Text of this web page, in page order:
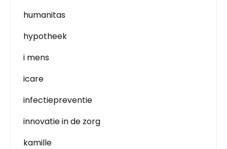
humanitas
hypotheek
i mens
icare
infectiepreventie
innovatie in de zorg
kamille